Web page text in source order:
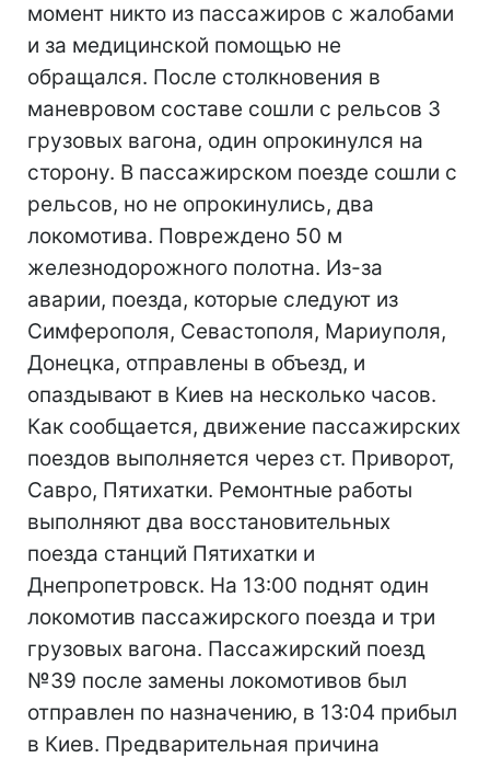
момент никто из пассажиров с жалобами
и за медицинской помощью не
обращался. После столкновения в
маневровом составе сошли с рельсов 3
грузовых вагона, один опрокинулся на
сторону. В пассажирском поезде сошли с
рельсов, но не опрокинулись, два
локомотива. Повреждено 50 м
железнодорожного полотна. Из-за
аварии, поезда, которые следуют из
Симферополя, Севастополя, Мариуполя,
Донецка, отправлены в объезд, и
опаздывают в Киев на несколько часов.
Как сообщается, движение пассажирских
поездов выполняется через ст. Приворот,
Савро, Пятихатки. Ремонтные работы
выполняют два восстановительных
поезда станций Пятихатки и
Днепропетровск. На 13:00 поднят один
локомотив пассажирского поезда и три
грузовых вагона. Пассажирский поезд
№39 после замены локомотивов был
отправлен по назначению, в 13:04 прибыл
в Киев. Предварительная причина